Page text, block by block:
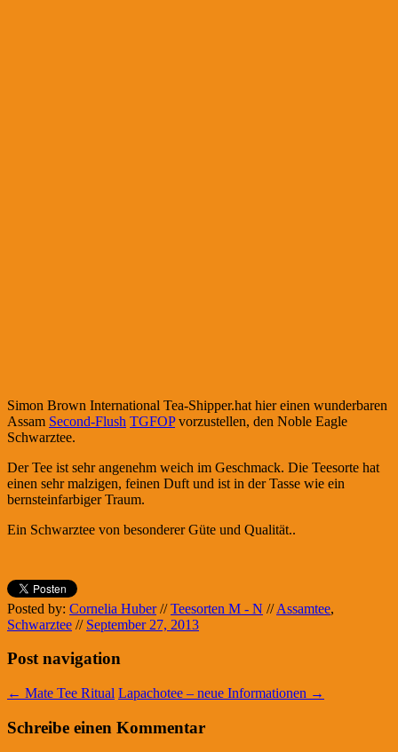
Simon Brown International Tea-Shipper.hat hier einen wunderbaren
Assam Second-Flush TGFOPvorzustellen, den Noble Eagle
Schwarztee.
Der Tee ist sehr angenehm weich im Geschmack. Die Teesorte hat
einen sehr malzigen, feinen Duft und ist in der Tasse wie ein
bernsteinfarbiger Traum.
Ein Schwarztee von besonderer Güte und Qualität..
Posted by: Cornelia Huber // Teesorten M - N // Assamtee,
Schwarztee // September 27, 2013
Post navigation
← Mate Tee Ritual Lapachotee – neue Informationen →
Schreibe einen Kommentar